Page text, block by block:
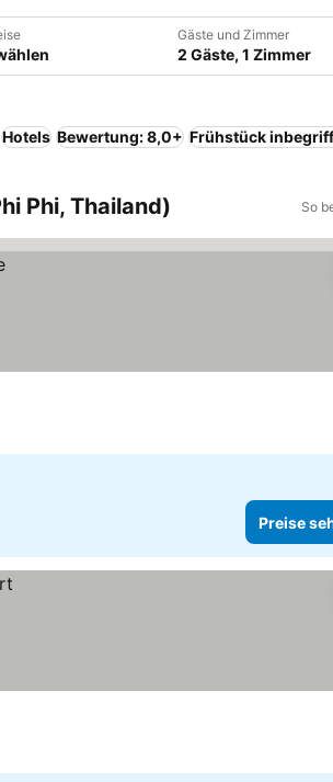
Gäste und Zimmer
2 Gäste, 1 Zimmer
Hotels Bewertung: 8,0+ Frühstück
Phi, Thailand) So
Preise